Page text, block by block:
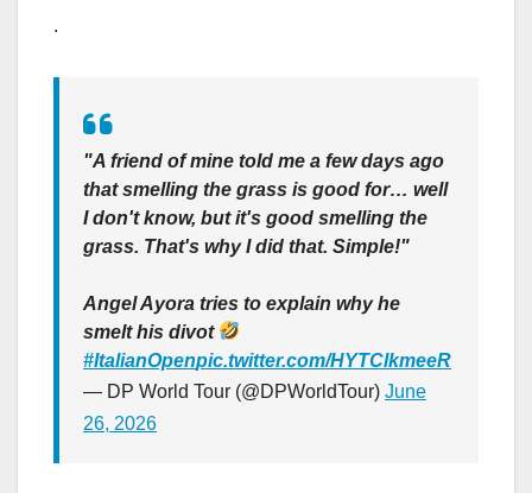
.
"A friend of mine told me a few days ago
that smelling the grass is good for… well
I don't know, but it's good smelling the
grass. That's why I did that. Simple!"
Angel Ayora tries to explain why he
smelt his divot
#ItalianOpenpic.twitter.com/HYTClkmeeR
— DP World Tour (@DPWorldTour) June
26, 2026